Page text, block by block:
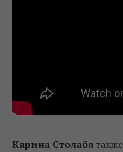
Карина Столаба